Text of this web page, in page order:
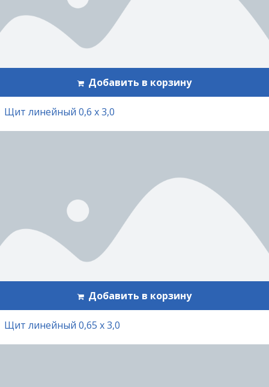
Добавить в корзину
Щит линейный 0,6 х 3,0
Добавить в корзину
Щит линейный 0,65 х 3,0